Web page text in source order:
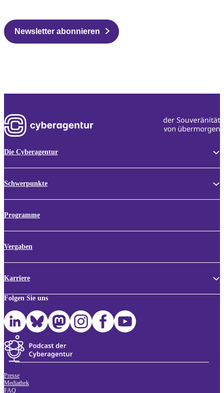
Newsletter abonnieren
Die Cyberagentur
Schwerpunkte
Programme
Vergaben
Karriere
Folgen Sie uns
Presse
Mediathek
FAQ